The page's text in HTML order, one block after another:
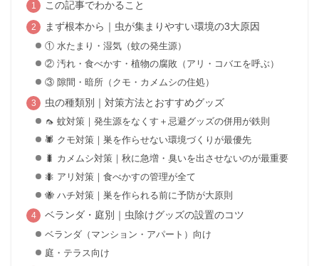
この記事でわかること
まず根本から｜虫が集まりやすい環境の3大原因
① 水たまり・湿気（蚊の発生源）
② 汚れ・食べかす・植物の腐敗（アリ・コバエを呼ぶ）
③ 隙間・暗所（クモ・カメムシの住処）
虫の種類別｜対策方法とおすすめグッズ
🦟 蚊対策｜発生源をなくす＋忌避グッズの併用が鉄則
🕷️ クモ対策｜巣を作らせない環境づくりが最優先
🐛 カメムシ対策｜秋に急増・臭いを出させないのが最重要
🐜 アリ対策｜食べかすの管理が全て
🐝 ハチ対策｜巣を作られる前に予防が大原則
ベランダ・庭別｜虫除けグッズの設置のコツ
ベランダ（マンション・アパート）向け
庭・テラス向け